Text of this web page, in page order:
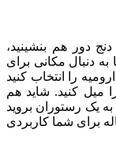
دور هم بنشینید،
دنبال مکانی برای
را انتخاب کنید
میل کنید. شاید هم
یک رستوران بروید
برای شما کاربردی